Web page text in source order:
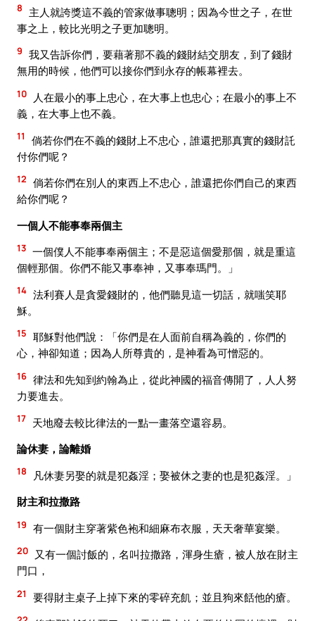
8
主人就誇獎這不義的管家做事聰明；因為今世之子，在世
事之上，較比光明之子更加聰明。
9 我又告訴你們，要藉著那不義的錢財結交朋友，到了錢財
無用的時候，他們可以接你們到永存的帳幕裡去。
10
人在最小的事上忠心，在大事上也忠心；在最小的事上不
義，在大事上也不義。
11
倘若你們在不義的錢財上不忠心，誰還把那真實的錢財託
付你們呢？
12 倘若你們在別人的東西上不忠心，誰還把你們自己的東西
給你們呢？
一個人不能事奉兩個主
13 一個僕人不能事奉兩個主；不是惡這個愛那個，就是重這
個輕那個。你們不能又事奉神，又事奉瑪門。」
14 法利賽人是貪愛錢財的，他們聽見這一切話，就嗤笑耶
穌。
15 耶穌對他們說：「你們是在人面前自稱為義的，你們的
心，神卻知道；因為人所尊貴的，是神看為可憎惡的。
16 律法和先知到約翰為止，從此神國的福音傳開了，人人努
力要進去。
17 天地廢去較比律法的一點一畫落空還容易。
論休妻，論離婚
18
凡休妻另娶的就是犯姦淫；娶被休之妻的也是犯姦淫。」
財主和拉撒路
19 有一個財主穿著紫色袍和細麻布衣服，天天奢華宴樂。
20
又有一個討飯的，名叫拉撒路，渾身生瘡，被人放在財主
門口，
21 要得財主桌子上掉下來的零碎充飢；並且狗來餂他的瘡。